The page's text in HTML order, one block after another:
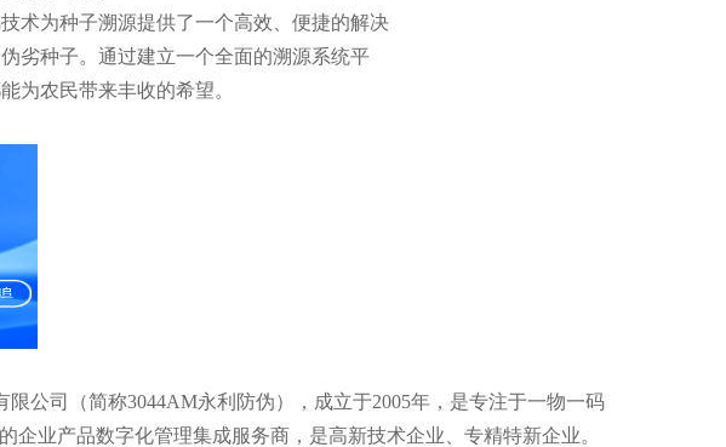
术为种子溯源提供了一个高效、便捷的解决
劣种子。通过建立一个全面的溯源系统平
为农民带来丰收的希望。
限公司（简称3044AM永利防伪），成立于2005年，是专注于一物一码
企业产品数字化管理集成服务商，是高新技术企业、专精特新企业。